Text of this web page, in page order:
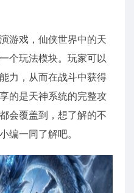
游戏，仙侠世界中的天
个玩法模块。玩家可以
力，从而在战斗中获得
的是天神系统的完整攻
会覆盖到，想了解的不
编一同了解吧。